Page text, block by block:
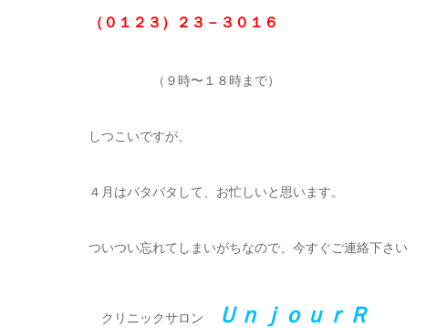
（０１２３）２３－３０１６
（９時〜１８時まで）
しつこいですが、
４月はバタバタして、お忙しいと思います。
ついつい忘れてしまいがちなので、今すぐご連絡下さい
クリニックサロン ＵｎｊｏｕｒＲ